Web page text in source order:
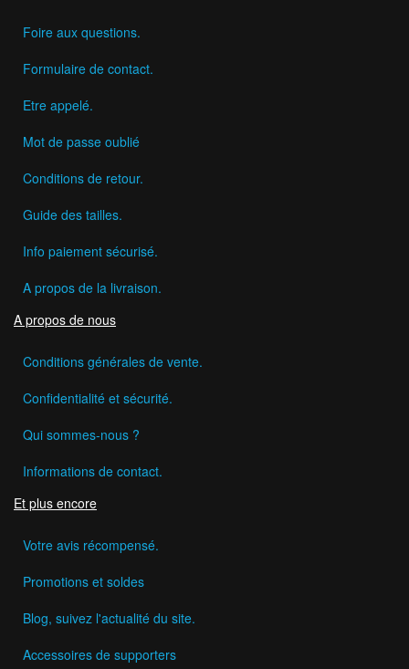
Foire aux questions.
Formulaire de contact.
Etre appelé.
Mot de passe oublié
Conditions de retour.
Guide des tailles.
Info paiement sécurisé.
A propos de la livraison.
A propos de nous
Conditions générales de vente.
Confidentialité et sécurité.
Qui sommes-nous ?
Informations de contact.
Et plus encore
Votre avis récompensé.
Promotions et soldes
Blog, suivez l'actualité du site.
Accessoires de supporters